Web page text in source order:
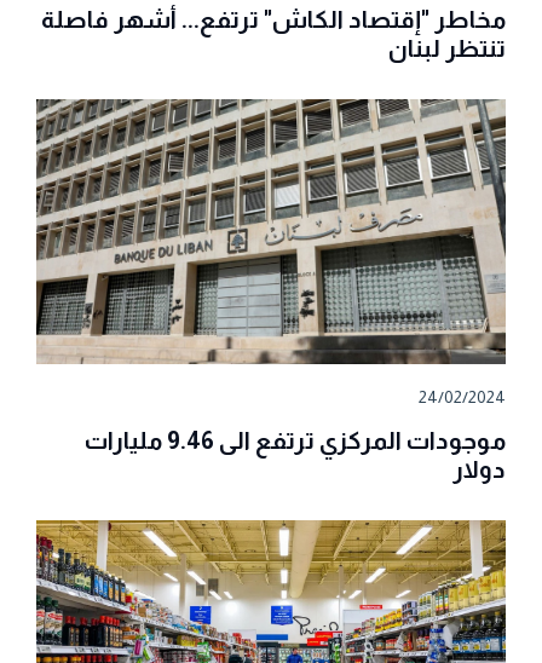
مخاطر "إقتصاد الكاش" ترتفع... أشهر فاصلة
تنتظر لبنان
24/02/2024
موجودات المركزي ترتفع الى 9.46 مليارات
دولار